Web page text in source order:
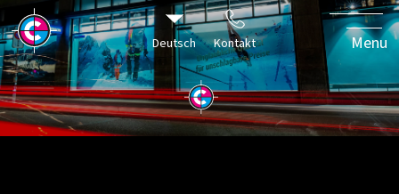
Deutsch Kontakt Menu
Massnahme um den
Absatz von Produkten
zu steigern.